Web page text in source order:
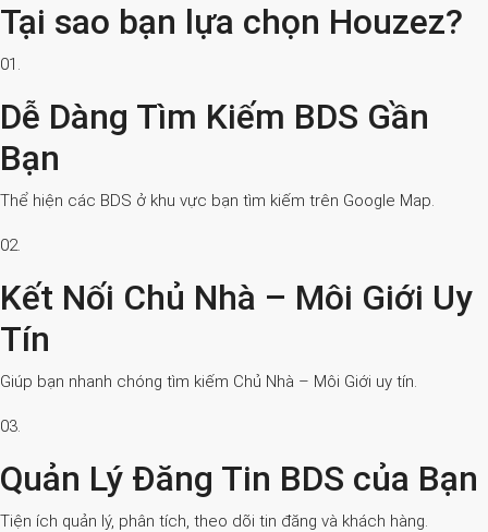
Tại sao bạn lựa chọn Houzez?
01.
Dễ Dàng Tìm Kiếm BDS Gần
Bạn
Thể hiện các BDS ở khu vực bạn tìm kiếm trên Google Map.
02.
Kết Nối Chủ Nhà – Môi Giới Uy
Tín
Giúp bạn nhanh chóng tìm kiếm Chủ Nhà – Môi Giới uy tín.
03.
Quản Lý Đăng Tin BDS của Bạn
Tiện ích quản lý, phân tích, theo dõi tin đăng và khách hàng.